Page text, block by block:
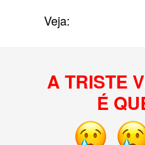
Veja:
A TRISTE
É